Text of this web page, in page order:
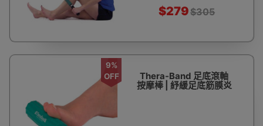
$279$305
9%
OFF
Thera-Band 足底滾軸
按摩棒 | 紓緩足底筋膜炎